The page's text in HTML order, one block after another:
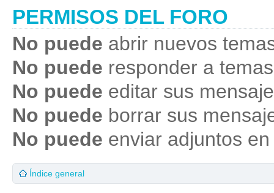
PERMISOS DEL FORO
No puede abrir nuevos
No puede responder a
No puede editar sus
No puede borrar sus
No puede enviar adjuntos
Índice general